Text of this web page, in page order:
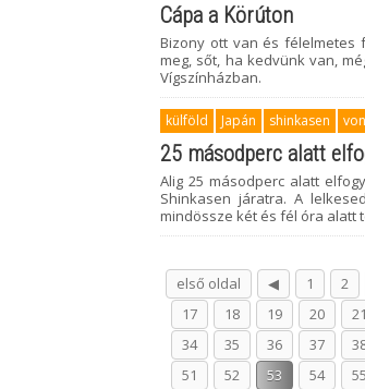
Cápa a Körúton
Bizony ott van és félelmetes
meg, sőt, ha kedvünk van,
Vígszínházban.
külföld Japán shinkasen
25 másodperc alatt
Alig 25 másodperc alatt
Shinkasen járatra. A
mindössze két és fél óra alatt
első oldal ◀ 1 2
17
18 19 20 21
34
35 36 37
51
52 53 54 55